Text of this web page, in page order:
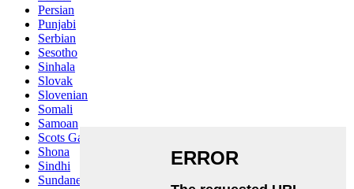
Persian
Punjabi
Serbian
Sesotho
Sinhala
Slovak
Slovenian
Somali
Samoan
Scots Gaelic
Shona
Sindhi
Sundanese